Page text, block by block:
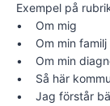
Exempel på
• Om mig
• Om min familj
• Om min
• Så här
• Jag förstår